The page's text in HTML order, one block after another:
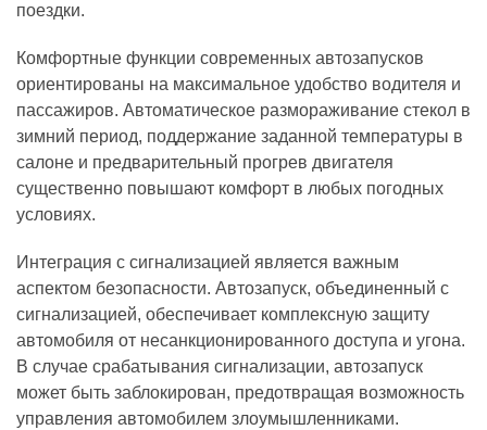
поездки.
Комфортные функции современных автозапусков
ориентированы на максимальное удобство водителя и
пассажиров. Автоматическое размораживание стекол в
зимний период, поддержание заданной температуры в
салоне и предварительный прогрев двигателя
существенно повышают комфорт в любых погодных
условиях.
Интеграция с сигнализацией является важным
аспектом безопасности. Автозапуск, объединенный с
сигнализацией, обеспечивает комплексную защиту
автомобиля от несанкционированного доступа и угона.
В случае срабатывания сигнализации, автозапуск
может быть заблокирован, предотвращая возможность
управления автомобилем злоумышленниками.